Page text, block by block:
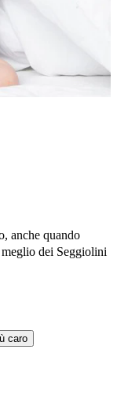
anche quando
dei Seggiolini
caro